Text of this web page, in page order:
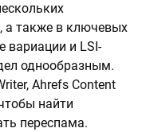
а также в ключевых
вариации и LSI-
однообразным.
Ahrefs Content
найти
переспама.